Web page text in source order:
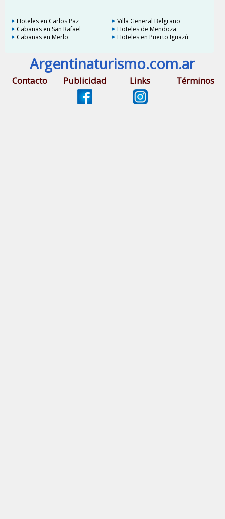
Hoteles en Carlos Paz
Villa General Belgrano
Cabañas en San Rafael
Hoteles de Mendoza
Cabañas en Merlo
Hoteles en Puerto Iguazú
Argentinaturismo.com.ar
Contacto Publicidad Links Términos